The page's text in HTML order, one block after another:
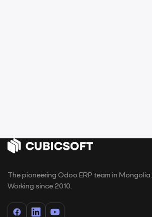
The pioneering Odoo ERP team in Mongolia.
Working since 2010.